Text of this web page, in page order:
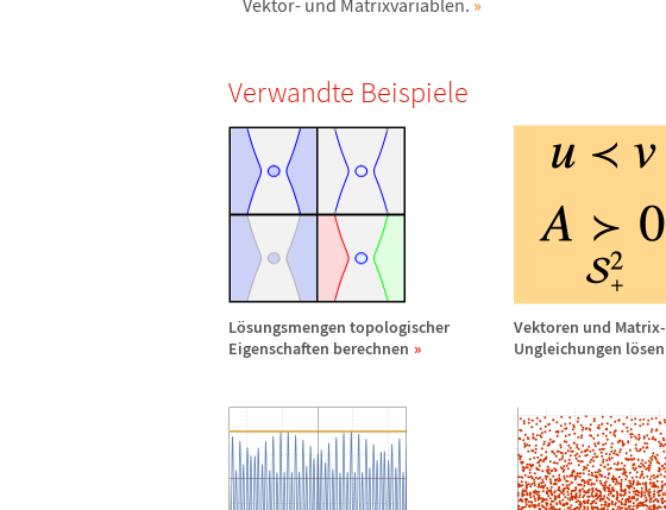
Vektor- und Matrixvariablen. »
Verwandte Beispiele
Lösungsmengen topologischer
Eigenschaften berechnen
Vektoren und Matrix-
Ungleichungen lösen